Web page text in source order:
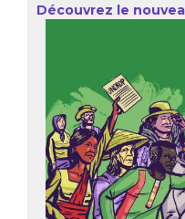
Découvrez le